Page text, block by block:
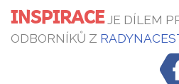
INSPIRACEJE DÍLEM
ODBORNÍKŮ Z